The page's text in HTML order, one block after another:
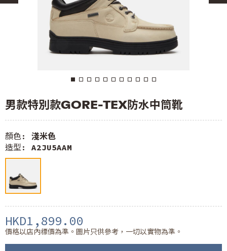
男款特別款GORE-TEX防水中筒靴
顏色: 淺米色
造型: A2JU5AAM
HKD1,899.00
價格以店內標價為準。圖片只供參考，一切以實物為準。